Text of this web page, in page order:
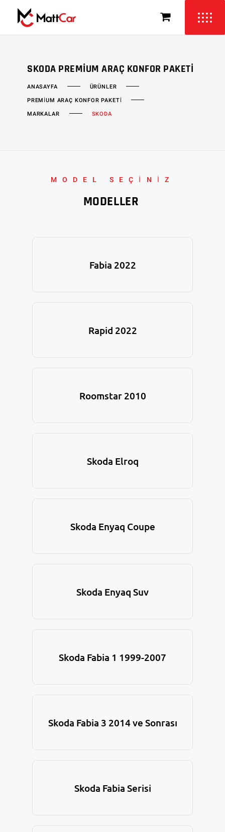
SKODA PREMIUM ARAÇ KONFOR PAKETI
ANASAYFA
ÜRÜNLER
PREMIUM ARAÇ KONFOR PAKETI
MARKALAR
SKODA
MODEL SEÇİNİZ
MODELLER
Fabia 2022
Rapid 2022
Roomstar 2010
Skoda Elroq
Skoda Enyaq Coupe
Skoda Enyaq Suv
Skoda Fabia 1 1999-2007
Skoda Fabia 3 2014 ve Sonrası
Skoda Fabia Serisi